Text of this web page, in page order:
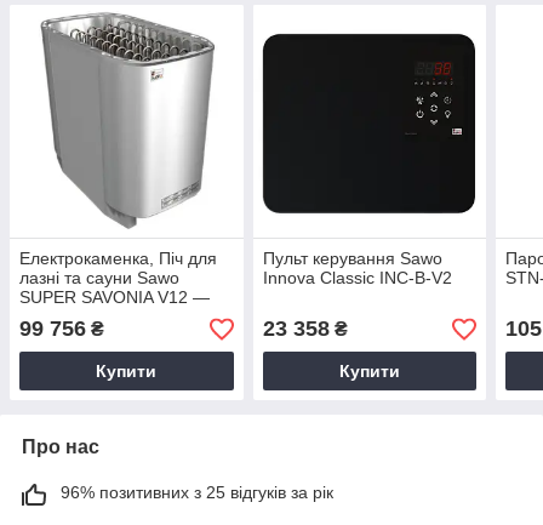
Електрокаменка, Піч для
лазні та сауни Sawo
SUPER SAVONIA V12 —
240N
99 756 ₴
Купити
Пульт керування Sawo
Innova Classic INC-B-V2
23 358₴
Купити
Про нас
96% позитивних з 25 відгуків за рік